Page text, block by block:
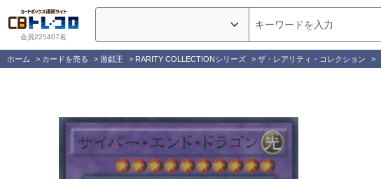
会員225407名
ホーム > カードを売る > 遊戯王 > RARITY COLLECTIONシリーズ > ザ・レアリティ・コレクション >